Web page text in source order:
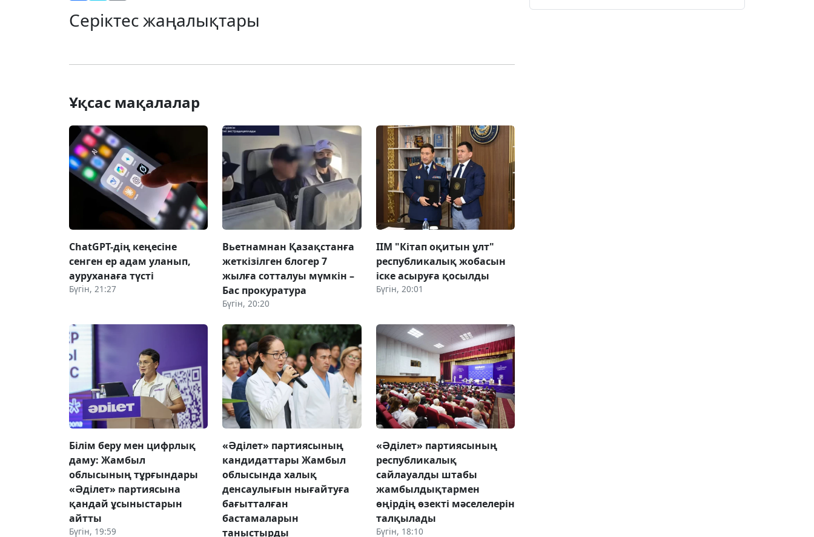
Серіктес жаңалықтары
Ұқсас мақалалар
ChatGPT-дің кеңесіне
сенген ер адам уланып,
ауруханаға түсті
Бүгін, 21:27
Вьетнамнан Қазақстанға
жеткізілген блогер 7
жылға сотталуы мүмкін –
Бас прокуратура
Бүгін, 20:20
ІІМ "Кітап оқитын ұлт"
республикалық жобасын
іске асыруға қосылды
Бүгін, 20:01
Білім беру мен цифрлық
даму: Жамбыл
облысының тұрғындары
«Әділет» партиясына
қандай ұсыныстарын
айтты
Бүгін, 19:59
«Әділет» партиясының
кандидаттары Жамбыл
облысында халық
денсаулығын нығайтуға
бағытталған
бастамаларын
таныстырды
«Әділет» партиясының
республикалық
сайлауалды штабы
жамбылдықтармен
өңірдің өзекті мәселелерін
талқылады
Бүгін, 18:10